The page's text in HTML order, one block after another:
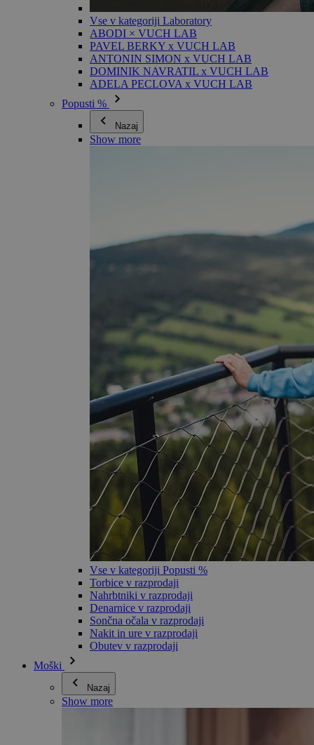
Vse v kategoriji Laboratory
ABODI × VUCH LAB
PAVEL BERKY x VUCH LAB
ANTONIN SIMON x VUCH LAB
DOMINIK NAVRATIL x VUCH LAB
ADELA PECLOVA x VUCH LAB
Popusti %
Nazaj
Show more
Vse v kategoriji Popusti %
Torbice v razprodaji
Nahrbtniki v razprodaji
Denarnice v razprodaji
Sončna očala v razprodaji
Nakit in ure v razprodaji
Obutev v razprodaji
Moški
Nazaj
Show more